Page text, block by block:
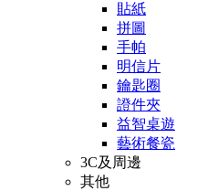
貼紙
拼圖
手帕
明信片
鑰匙圈
證件夾
益智桌遊
藝術餐瓷
3C及周邊
其他